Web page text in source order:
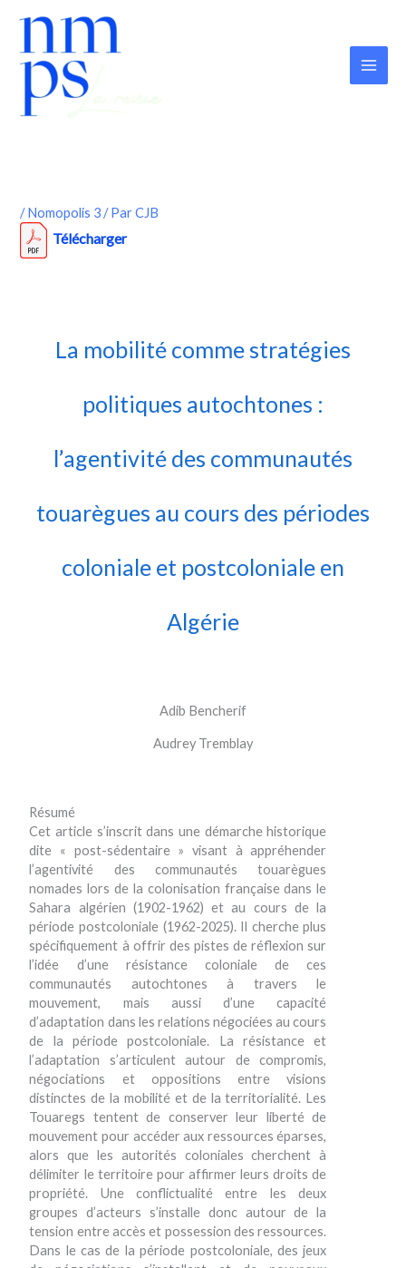
/Nomopolis 3/ ParCJB
Télécharger
La mobilité comme stratégies
politiques autochtones :
l’agentivité des communautés
touarègues au cours des périodes
coloniale et postcoloniale en
Algérie
Adib Bencherif
Audrey Tremblay
Résumé
Cet article s’inscrit dans une démarche historique
dite « post-sédentaire » visant à appréhender
l’agentivité des communautés touarègues
nomades lors de la colonisation française dans le
Sahara algérien (1902-1962) et au cours de la
période postcoloniale (1962-2025). Il cherche plus
spécifiquement à offrir des pistes de réflexion sur
l’idée d’une résistance coloniale de ces
communautés autochtones à travers le
mouvement, mais aussi d’une capacité
d’adaptation dans les relations négociées au cours
de la période postcoloniale. La résistance et
l’adaptation s’articulent autour de compromis,
négociations et oppositions entre visions
distinctes de la mobilité et de la territorialité. Les
Touaregs tentent de conserver leur liberté de
mouvement pour accéder aux ressources éparses,
alors que les autorités coloniales cherchent à
délimiter le territoire pour affirmer leurs droits de
propriété. Une conflictualité entre les deux
groupes d’acteurs s’installe donc autour de la
tension entre accès et possession des ressources.
Dans le cas de la période postcoloniale, des jeux